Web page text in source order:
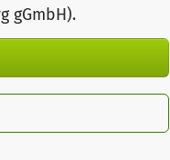
gGmbH).